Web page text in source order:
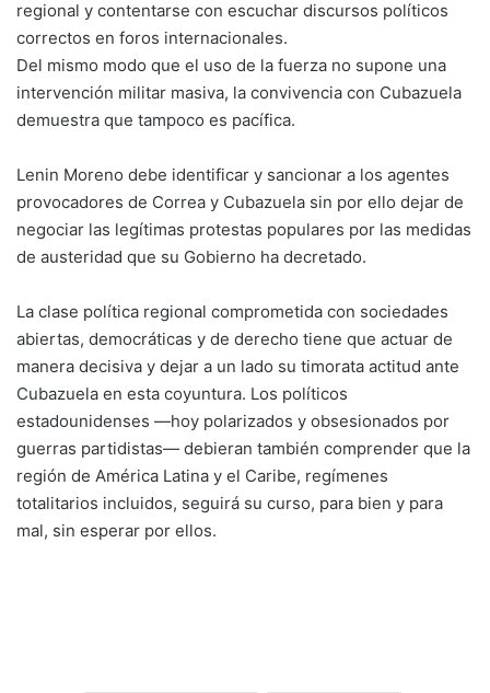
regional y contentarse con escuchar discursos políticos
correctos en foros internacionales.
Del mismo modo que el uso de la fuerza no supone una
intervención militar masiva, la convivencia con Cubazuela
demuestra que tampoco es pacífica.
Lenin Moreno debe identificar y sancionar a los agentes
provocadores de Correa y Cubazuela sin por ello dejar de
negociar las legítimas protestas populares por las medidas
de austeridad que su Gobierno ha decretado.
La clase política regional comprometida con sociedades
abiertas, democráticas y de derecho tiene que actuar de
manera decisiva y dejar a un lado su timorata actitud ante
Cubazuela en esta coyuntura. Los políticos
estadounidenses —hoy polarizados y obsesionados por
guerras partidistas— debieran también comprender que la
región de América Latina y el Caribe, regímenes
totalitarios incluidos, seguirá su curso, para bien y para
mal, sin esperar por ellos.